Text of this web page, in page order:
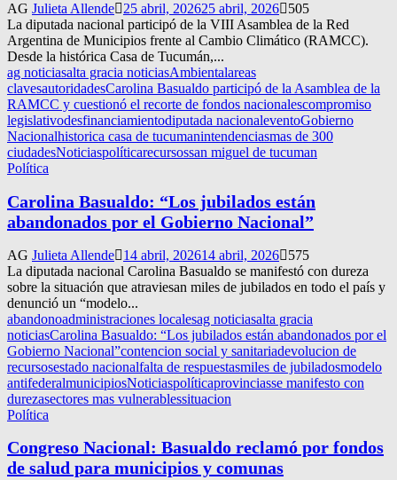
AG Julieta Allende 25 abril, 202625 abril, 2026
505
La diputada nacional participó de la VIII Asamblea de la Red
Argentina de Municipios frente al Cambio Climático (RAMCC).
Desde la histórica Casa de Tucumán,...
ag noticiasalta gracia noticiasAmbientalareas
clavesautoridadesCarolina Basualdo participó de la Asamblea de la
RAMCC y cuestionó el recorte de fondos nacionalescompromiso
legislativodesfinanciamientodiputada nacionaleventoGobierno
Nacionalhistorica casa de tucumanintendenciasmas de 300
ciudadesNoticiaspolíticarecursossan miguel de tucuman
Política
Carolina Basualdo: “Los jubilados están
abandonados por el Gobierno Nacional”
AG Julieta Allende 14 abril, 202614 abril, 2026
575
La diputada nacional Carolina Basualdo se manifestó con dureza
sobre la situación que atraviesan miles de jubilados en todo el país y
denunció un “modelo...
abandonoadministraciones localesag noticiasalta gracia
noticiasCarolina Basualdo: “Los jubilados están abandonados por el
Gobierno Nacional”contencion social y sanitariadevolucion de
recursosestado nacionalfalta de respuestasmiles de jubiladosmodelo
antifederalmunicipiosNoticiaspolíticaprovinciasse manifesto con
durezasectores mas vulnerablessituacion
Política
Congreso Nacional: Basualdo reclamó por fondos
de salud para municipios y comunas